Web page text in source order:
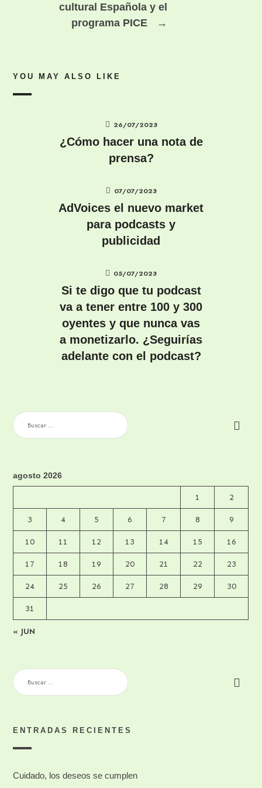
cultural Española y el
programa PICE
→
YOU MAY ALSO LIKE
26/07/2023
¿Cómo hacer una nota de
prensa?
07/07/2023
AdVoices el nuevo market
para podcasts y
publicidad
05/07/2023
Si te digo que tu podcast
va a tener entre 100 y 300
oyentes y que nunca vas
a monetizarlo. ¿Seguirías
adelante con el podcast?
BUSCAR:
agosto 2026
1 2
3 4 5 6 7 8 9
10 11 12 13 14 15 16
17 18 19 20 21 22 23
24 25 26 27 28 29 30
31
« JUN
BUSCAR:
ENTRADAS RECIENTES
Cuidado, los deseos se cumplen